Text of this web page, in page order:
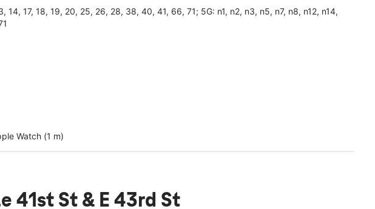
14, 17, 18, 19, 20, 25, 26, 28, 38, 40, 41, 66, 71; 5G: n1, n2, n3, n5, n7, n8, n12, n14,
Watch (1 m)
41st St & E 43rd St